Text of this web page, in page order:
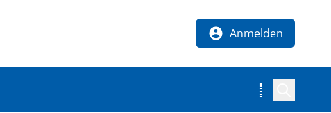
Anmelden